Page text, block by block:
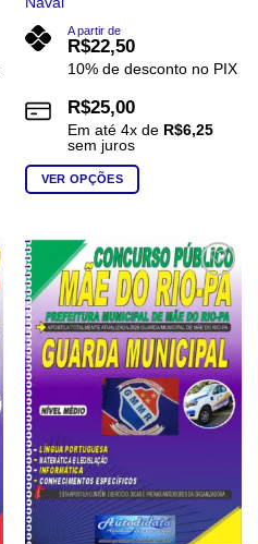
A partir de
R$22,50
10% de desconto no PIX
R$25,00
Em até 4x de R$6,25
sem juros
VER OPÇÕES
tem
várias
variantes.
As
opções
podem
ser
escolhidas
na
página
do
produto
Add to
wishlist